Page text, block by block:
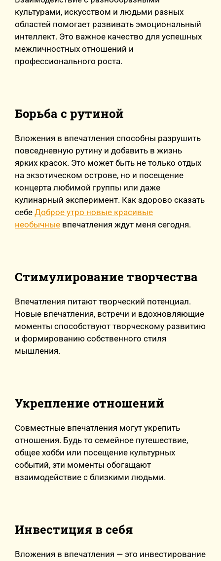
культурами, искусством и людьми разных
областей помогает развивать эмоциональный
интеллект. Это важное качество для успешных
межличностных отношений и
профессионального роста.
Борьба с рутиной
Вложения в впечатления способны разрушить
повседневную рутину и добавить в жизнь
ярких красок. Это может быть не только отдых
на экзотическом острове, но и посещение
концерта любимой группы или даже
кулинарный эксперимент. Как здорово сказать
себе Доброе утро новые красивые
необычные впечатления ждут меня сегодня.
Стимулирование творчества
Впечатления питают творческий потенциал.
Новые впечатления, встречи и вдохновляющие
моменты способствуют творческому развитию
и формированию собственного стиля
мышления.
Укрепление отношений
Совместные впечатления могут укрепить
отношения. Будь то семейное путешествие,
общее хобби или посещение культурных
событий, эти моменты обогащают
взаимодействие с близкими людьми.
Инвестиция в себя
Вложения в впечатления — это инвестирование